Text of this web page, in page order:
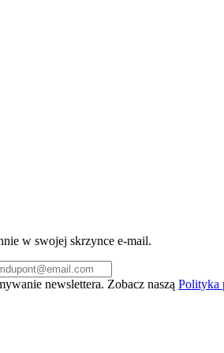
w swojej skrzynce e-mail.
newslettera. Zobacz naszą Polityka